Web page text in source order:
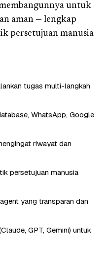
untuk
aman — lengkap
persetujuan manusia
tugas multi-langkah
WhatsApp, Google
riwayat dan
persetujuan manusia
yang transparan dan
GPT, Gemini) untuk